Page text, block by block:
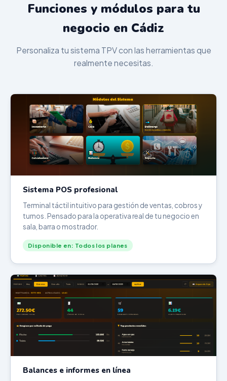
Funciones y módulos para tu
negocio en Cádiz
Personaliza tu sistema TPV con las herramientas que
realmente necesitas.
Sistema POS profesional
Terminal táctil intuitivo para gestión de ventas, cobros y
turnos. Pensado para la operativa real de tu negocio en
sala, barra o mostrador.
Disponible en: Todos los planes
Balances e informes en línea